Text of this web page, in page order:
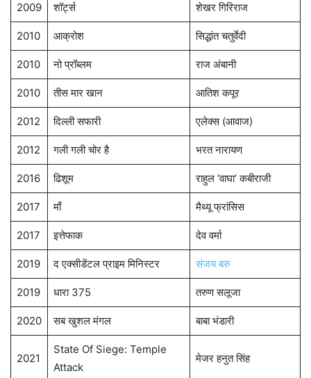
2009 शॉर्ट्स शेखर गिरिराज
2010 आक्रोश सिद्धांत चतुर्वेदी
2010 नो प्रॉब्लम राज अंबानी
2010 तीस मार खान आतिश कपूर
2012 दिल्ली सफारी एलेक्स (आवाज)
2012 गली गली चोर है भरत नारायण
2016 ढिशूम राहुल ‘वाघा’ कबीराजी
2017 माँ मैथ्यू फ्रांसिस
2017 इत्तेफाक देव वर्मा
2019 द एक्सीडेंटल प्राइम मिनिस्टर संजय बरु
2019 धारा 375 तरुण सलूजा
2020 सब खुशल मंगल बाबा भंडारी
2021
State Of Siege: Temple
Attack
मेजर हनुत सिंह